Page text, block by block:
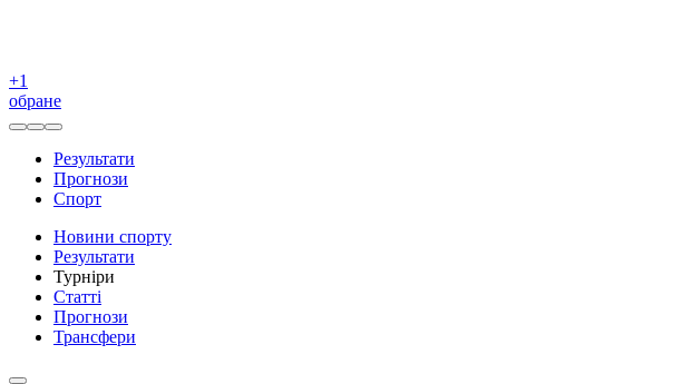
+1
обране
Результати
Прогнози
Спорт
Новини спорту
Результати
Турніри
Статті
Прогнози
Трансфери